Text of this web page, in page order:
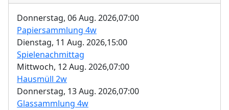
Donnerstag, 06 Aug. 2026,07:00
Papiersammlung 4w
Dienstag, 11 Aug. 2026,15:00
Spielenachmittag
Mittwoch, 12 Aug. 2026,07:00
Hausmüll 2w
Donnerstag, 13 Aug. 2026,07:00
Glassammlung 4w